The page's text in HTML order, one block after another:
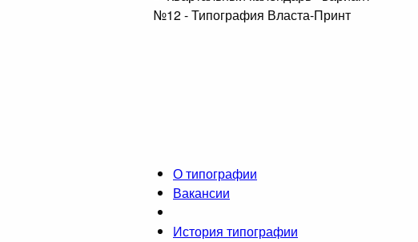
О типографии
Вакансии
История типографии